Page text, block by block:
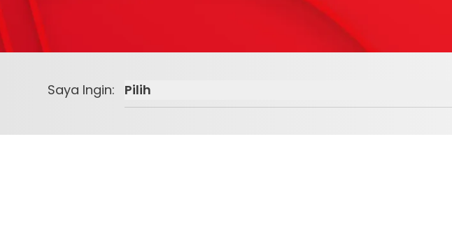
Saya Ingin: Pilih